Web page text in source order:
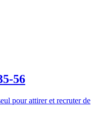
56
pour attirer et recruter de